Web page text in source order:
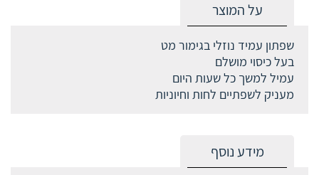
על המוצר
שפתון עמיד נוזלי בגימור מט
בעל כיסוי מושלם
עמיל למשך כל שעות היום
מעניק לשפתיים לחות וחיוניות
מידע נוסף